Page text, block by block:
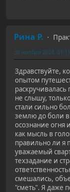
Рина Р.
30 ноября 2024,
Здравствуйте,
опытом
не слышу,
стали сильно
землю до боли
осознание огня
как мысль в
правильно ли я
уважаемый
техзадание и
смешались,
"сметь". Я даже